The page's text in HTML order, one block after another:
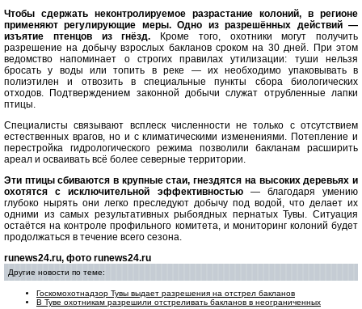
Чтобы сдержать неконтролируемое разрастание колоний, в регионе
применяют регулирующие меры. Одно из разрешённых действий —
изъятие птенцов из гнёзд.
Кроме того, охотники могут получить
разрешение на добычу взрослых бакланов сроком на 30 дней. При этом
ведомство напоминает о строгих правилах утилизации: туши нельзя
бросать у воды или топить в реке — их необходимо упаковывать в
полиэтилен и отвозить в специальные пункты сбора биологических
отходов. Подтверждением законной добычи служат отрубленные лапки
птицы.
Специалисты связывают всплеск численности не только с отсутствием
естественных врагов, но и с климатическими изменениями. Потепление и
перестройка гидрологического режима позволили бакланам расширить
ареал и осваивать всё более северные территории.
Эти птицы сбиваются в крупные стаи, гнездятся на высоких деревьях и
охотятся с исключительной эффективностью — благодаря умению
глубоко нырять они легко преследуют добычу под водой, что делает их
одними из самых результативных рыбоядных пернатых Тувы. Ситуация
остаётся на контроле профильного комитета, и мониторинг колоний будет
продолжаться в течение всего сезона.
runews24.ru, фото runews24.ru
Другие новости по теме:
Госкомохотнадзор Тувы выдает разрешения на отстрел бакланов
В Туве охотникам разрешили отстреливать бакланов в неограниченных